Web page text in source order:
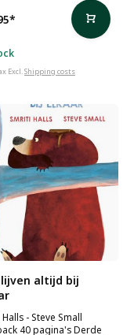
*
Excl.Shipping costs
altijd bij
- Steve Small
40 pagina's Derde